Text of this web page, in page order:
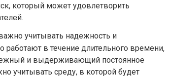
который может удовлетворить
учитывать надежность и
работают в течение длительного времени,
и выдерживающий постоянное
учитывать среду, в которой будет